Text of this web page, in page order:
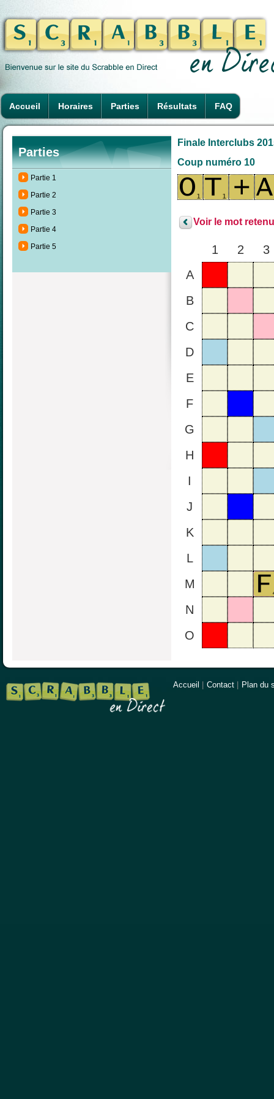
Accueil Horaires Parties Résultats FAQ
Parties
Partie 1
Partie 2
Partie 3
Partie 4
Partie 5
Finale Interclubs
Coup numéro 10
Voir le mot
1 2
3
A
B
C
D
E
F
G
H
I
J
K
L
M
N
O
Accueil Contact Plan du